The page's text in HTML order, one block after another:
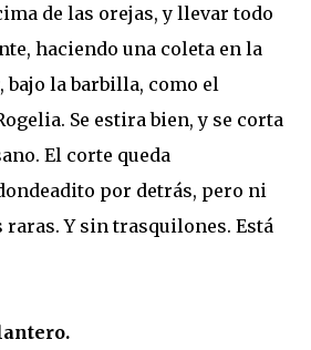
de las orejas, y llevar todo
haciendo una coleta en la
bajo la barbilla, como el
Se estira bien, y se corta
El corte queda
por detrás, pero ni
raras. Y sin trasquilones. Está